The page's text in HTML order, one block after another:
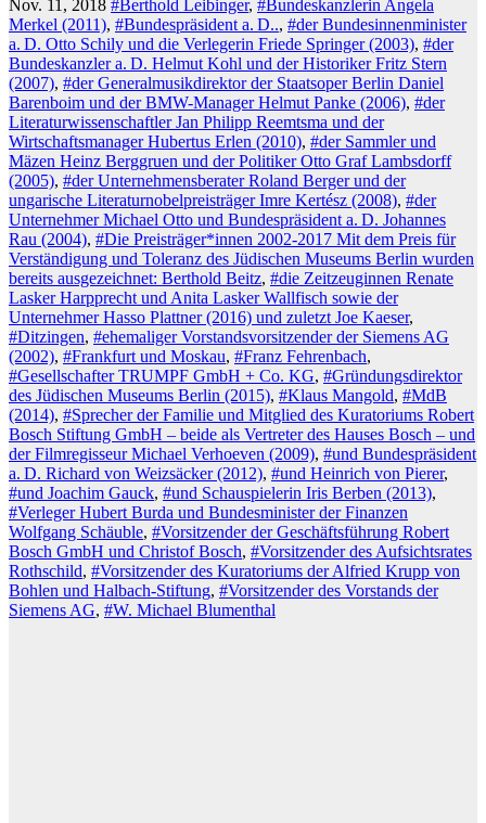
Nov. 11, 2018 #Berthold Leibinger, #Bundeskanzlerin Angela
Merkel (2011), #Bundespräsident a. D.., #der Bundesinnenminister
a. D. Otto Schily und die Verlegerin Friede Springer (2003), #der
Bundeskanzler a. D. Helmut Kohl und der Historiker Fritz Stern
(2007), #der Generalmusikdirektor der Staatsoper Berlin Daniel
Barenboim und der BMW-Manager Helmut Panke (2006), #der
Literaturwissenschaftler Jan Philipp Reemtsma und der
Wirtschaftsmanager Hubertus Erlen (2010), #der Sammler und
Mäzen Heinz Berggruen und der Politiker Otto Graf Lambsdorff
(2005), #der Unternehmensberater Roland Berger und der
ungarische Literaturnobelpreisträger Imre Kertész (2008), #der
Unternehmer Michael Otto und Bundespräsident a. D. Johannes
Rau (2004), #Die Preisträger*innen 2002-2017 Mit dem Preis für
Verständigung und Toleranz des Jüdischen Museums Berlin wurden
bereits ausgezeichnet: Berthold Beitz, #die Zeitzeuginnen Renate
Lasker Harpprecht und Anita Lasker Wallfisch sowie der
Unternehmer Hasso Plattner (2016) und zuletzt Joe Kaeser,
#Ditzingen, #ehemaliger Vorstandsvorsitzender der Siemens AG
(2002), #Frankfurt und Moskau, #Franz Fehrenbach,
#Gesellschafter TRUMPF GmbH + Co. KG, #Gründungsdirektor
des Jüdischen Museums Berlin (2015), #Klaus Mangold, #MdB
(2014), #Sprecher der Familie und Mitglied des Kuratoriums Robert
Bosch Stiftung GmbH – beide als Vertreter des Hauses Bosch – und
der Filmregisseur Michael Verhoeven (2009), #und Bundespräsident
a. D. Richard von Weizsäcker (2012), #und Heinrich von Pierer,
#und Joachim Gauck, #und Schauspielerin Iris Berben (2013),
#Verleger Hubert Burda und Bundesminister der Finanzen
Wolfgang Schäuble, #Vorsitzender der Geschäftsführung Robert
Bosch GmbH und Christof Bosch, #Vorsitzender des Aufsichtsrates
Rothschild, #Vorsitzender des Kuratoriums der Alfried Krupp von
Bohlen und Halbach-Stiftung, #Vorsitzender des Vorstands der
Siemens AG, #W. Michael Blumenthal